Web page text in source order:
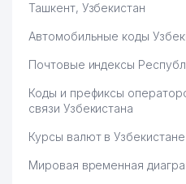
Ташкент, Узбекистан
Автомобильные коды
Почтовые индексы
Коды и префиксы
связи Узбекистана
Курсы валют в Узбекистане
Мировая временная